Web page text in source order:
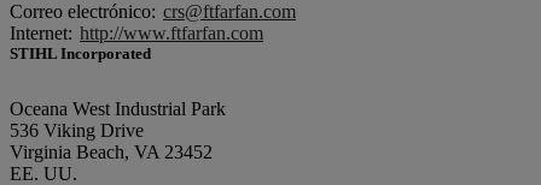
Correo electrónico: crs@ftfarfan.com
Internet: http://www.ftfarfan.com
STIHL Incorporated
Oceana West Industrial Park
536 Viking Drive
Virginia Beach, VA 23452
EE. UU.